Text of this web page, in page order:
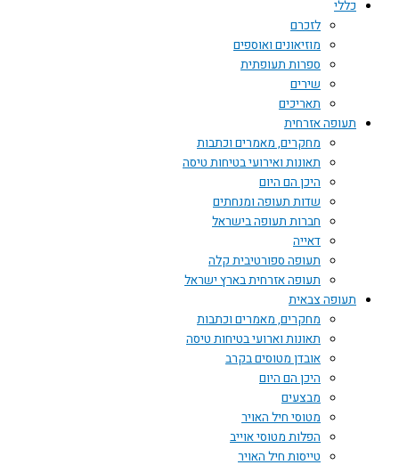
כללי
לזכרם
מוזיאונים ואוספים
ספרות תעופתית
שירים
תאריכים
תעופה אזרחית
מחקרים, מאמרים וכתבות
תאונות ואירועי בטיחות טיסה
היכן הם היום
שדות תעופה ומנחתים
חברות תעופה בישראל
דאייה
תעופה ספורטיבית קלה
תעופה אזרחית בארץ ישראל
תעופה צבאית
מחקרים, מאמרים וכתבות
תאונות וארועי בטיחות טיסה
אובדן מטוסים בקרב
היכן הם היום
מבצעים
מטוסי חיל האויר
הפלות מטוסי אוייב
טייסות חיל האויר